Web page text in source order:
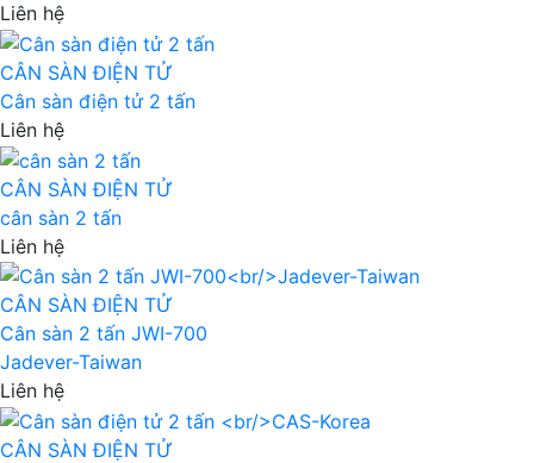
Liên hệ
CÂN SÀN ĐIỆN TỬ
Cân sàn điện tử 2 tấn
Liên hệ
CÂN SÀN ĐIỆN TỬ
cân sàn 2 tấn
Liên hệ
CÂN SÀN ĐIỆN TỬ
Cân sàn 2 tấn JWI-700
Jadever-Taiwan
Liên hệ
CÂN SÀN ĐIỆN TỬ